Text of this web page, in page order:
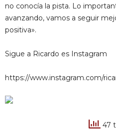
no conocía la pista. Lo
avanzando, vamos a seguir
positiva».
Sigue a Ricardo es Instagram
https://www.instagram.com/
47